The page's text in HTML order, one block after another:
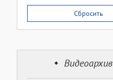
Сбросить
Видеоархив